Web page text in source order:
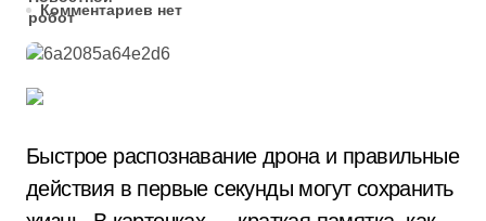
Комментариев нет
Быстрое распознавание дрона и правильные
действия в первые секунды могут сохранить